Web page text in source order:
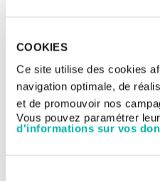
COOKIES
Ce site utilise des cookies
navigation optimale, de
et de promouvoir nos
Vous pouvez paramétrer
d'informations sur vos
Gustave Roussy
palmarès 2024
Point
L’Institut figure parmi les
(CLCC) les plus cités à
position de leader en